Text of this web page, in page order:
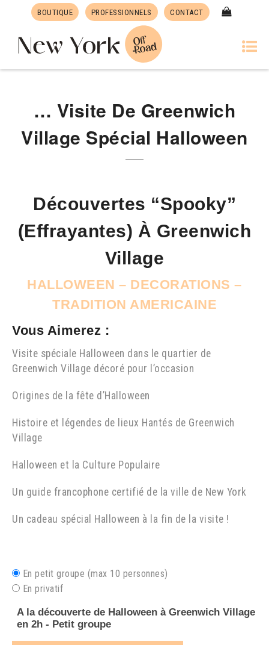
BOUTIQUE PROFESSIONNELS CONTACT
… Visite De Greenwich
Village Spécial Halloween
Découvertes “spooky”
(effrayantes) À Greenwich
Village
HALLOWEEN – DECORATIONS –
TRADITION AMERICAINE
Vous Aimerez :
Visite spéciale Halloween dans le quartier de
Greenwich Village décoré pour l’occasion
Origines de la fête d’Halloween
Histoire et légendes de lieux Hantés de Greenwich
Village
Halloween et la Culture Populaire
Un guide francophone certifié de la ville de New York
Un cadeau spécial Halloween à la fin de la visite !
En petit groupe (max 10 personnes)
En privatif